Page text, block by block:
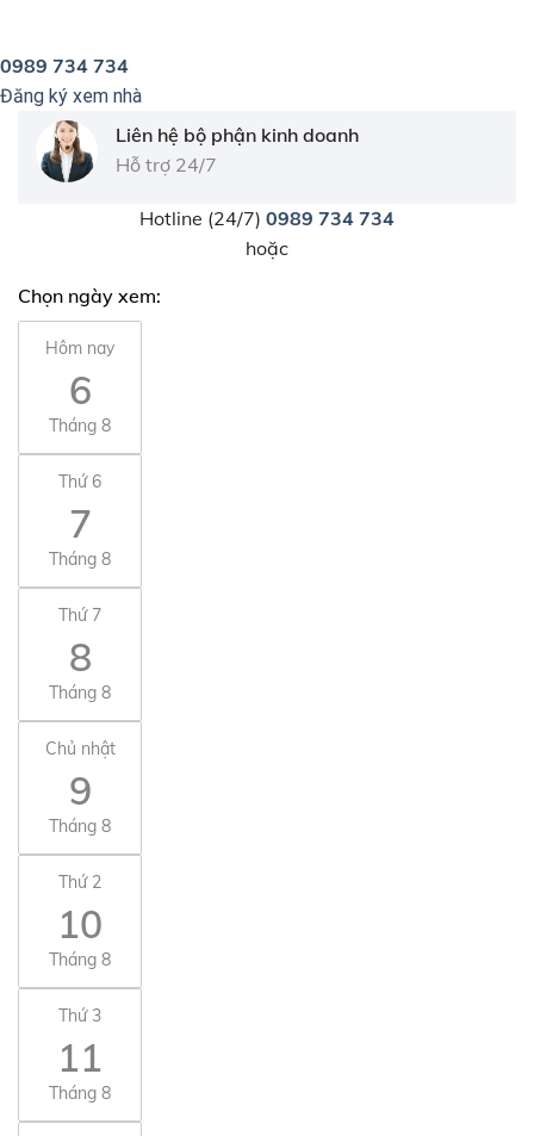
0989 734 734
Đăng ký xem nhà
Liên hệ bộ phận kinh doanh
Hỗ trợ 24/7
Hotline (24/7) 0989 734 734
hoặc
Chọn ngày xem:
Hôm nay
6
Tháng 8
Thứ 6
7
Tháng 8
Thứ 7
8
Tháng 8
Chủ nhật
9
Tháng 8
Thứ 2
10
Tháng 8
Thứ 3
11
Tháng 8